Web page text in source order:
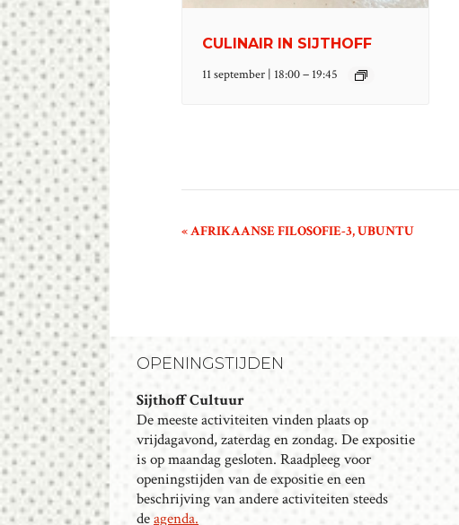
CULINAIR IN SIJTHOFF
11 september | 18:00– 19:45
E
E
N
T
N
A
V
I
«AFRIKAANSE FILOSOFIE-3, UBUNTU
OPENINGSTIJDEN
Sijthoff Cultuur
De meeste activiteiten vinden plaats op
vrijdagavond, zaterdag en zondag. De expositie
is op maandag gesloten. Raadpleeg voor
openingstijden van de expositie en een
beschrijving van andere activiteiten steeds
deagenda.